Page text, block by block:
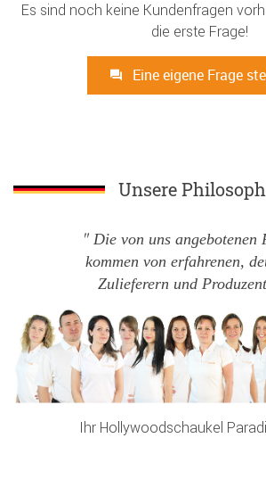
Es sind noch keine Kundenfragen
die erste Frage!
Eine eigene Frage
Unsere
Die von uns angebotenen
kommen von erfahrenen,
Zulieferern und
Ihr Hollywoodschaukel